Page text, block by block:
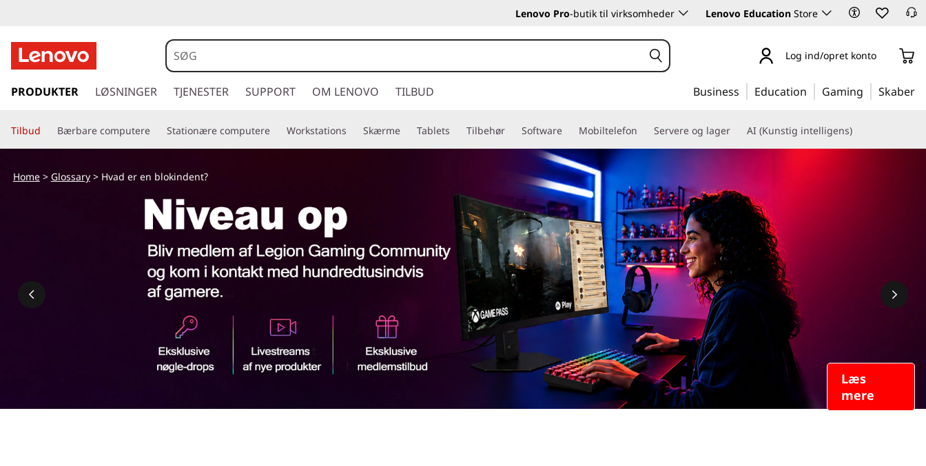
Lenovo Pro-butik til virksomheder Lenovo Education Store
p
n
g
i
Log ind/opret konto
PRODUKTER LØSNINGER TJENESTER SUPPORT OM LENOVO TILBUD Business Education Gaming Skaber
Tilbud Bærbare computere Stationære computere Workstations Skærme Tablets Tilbehør Software Mobiltelefon Servere og lager AI (Kunstig intelligens)
Læs
mere
Home> Glossary> Hvad er en blokindent?